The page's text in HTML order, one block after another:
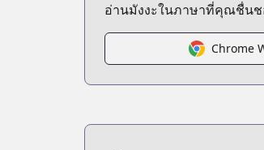
https://
Official English
Official English
https://www.viz.com/
อ่านมังงะในภาษาที่คุณชื่น
Chrome